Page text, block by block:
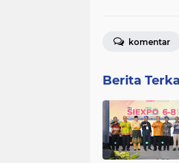
komentar
Berita